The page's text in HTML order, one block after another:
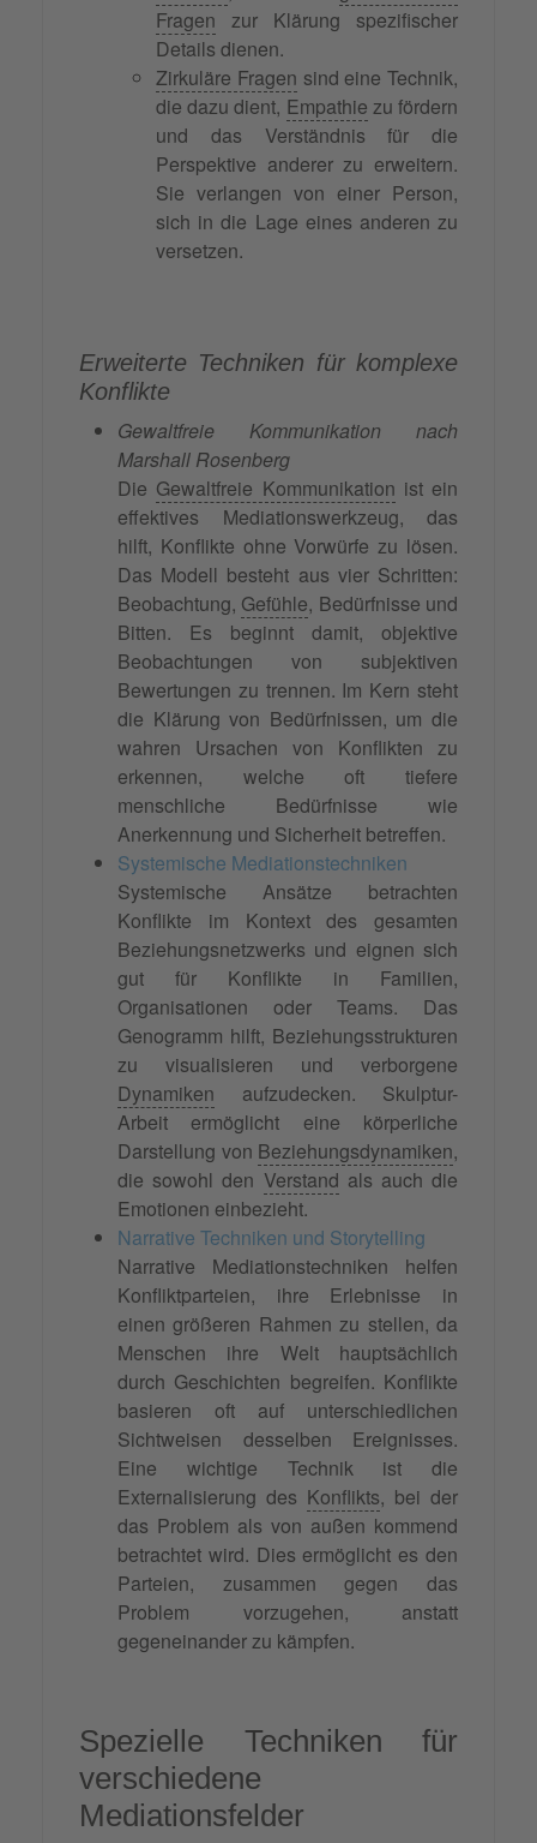
Fragen zur Klärung spezifischer
Details dienen.
Zirkuläre Fragen sind eine Technik,
die dazu dient, Empathie zu fördern
und das Verständnis für die
Perspektive anderer zu erweitern.
Sie verlangen von einer Person,
sich in die Lage eines anderen zu
versetzen.
Erweiterte Techniken für komplexe
Konflikte
Gewaltfreie Kommunikation nach
Marshall Rosenberg
Die Gewaltfreie Kommunikation ist ein
effektives Mediationswerkzeug, das
hilft, Konflikte ohne Vorwürfe zu lösen.
Das Modell besteht aus vier Schritten:
Beobachtung, Gefühle, Bedürfnisse und
Bitten. Es beginnt damit, objektive
Beobachtungen von subjektiven
Bewertungen zu trennen. Im Kern steht
die Klärung von Bedürfnissen, um die
wahren Ursachen von Konflikten zu
erkennen, welche oft tiefere
menschliche Bedürfnisse wie
Anerkennung und Sicherheit betreffen.
Systemische Mediationstechniken
Systemische Ansätze betrachten
Konflikte im Kontext des gesamten
Beziehungsnetzwerks und eignen sich
gut für Konflikte in Familien,
Organisationen oder Teams. Das
Genogramm hilft, Beziehungsstrukturen
zu visualisieren und verborgene
Dynamiken aufzudecken. Skulptur-
Arbeit ermöglicht eine körperliche
Darstellung von Beziehungsdynamiken,
die sowohl den Verstand als auch die
Emotionen einbezieht.
Narrative Techniken und Storytelling
Narrative Mediationstechniken helfen
Konfliktparteien, ihre Erlebnisse in
einen größeren Rahmen zu stellen, da
Menschen ihre Welt hauptsächlich
durch Geschichten begreifen. Konflikte
basieren oft auf unterschiedlichen
Sichtweisen desselben Ereignisses.
Eine wichtige Technik ist die
Externalisierung des Konflikts, bei der
das Problem als von außen kommend
betrachtet wird. Dies ermöglicht es den
Parteien, zusammen gegen das
Problem vorzugehen, anstatt
gegeneinander zu kämpfen.
Spezielle Techniken für
verschiedene
Mediationsfelder